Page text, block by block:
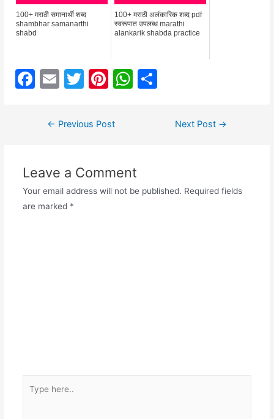
100+ मराठी समानार्थी शब्द
shambhar samanarthi
shabd
100+ मराठी अलंकारिक शब्द pdf
स्वरूपात उपलब्ध marathi
alankarik shabda practice
F
o
o
k
E
ai
T
itt
Pi
er
W
p
p
ar
Post← Previous Post Next Post →
Leave a Comment
Your email address will not be published. Required fields
are marked *
here..